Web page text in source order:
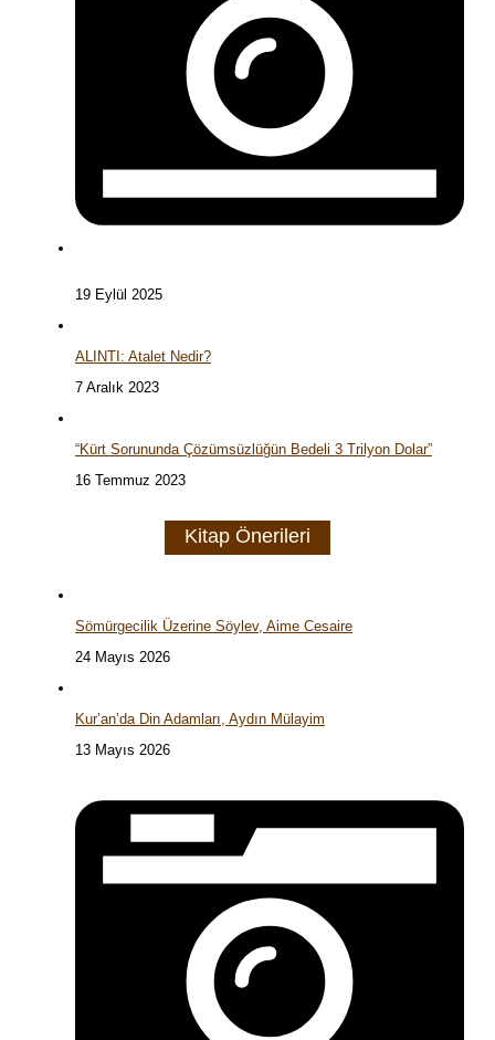
19 Eylül 2025
ALINTI: Atalet Nedir?
7 Aralık 2023
“Kürt Sorununda Çözümsüzlüğün Bedeli 3 Trilyon Dolar”
16 Temmuz 2023
Kitap Önerileri
Sömürgecilik Üzerine Söylev, Aime Cesaire
24 Mayıs 2026
Kur’an’da Din Adamları, Aydın Mülayim
13 Mayıs 2026